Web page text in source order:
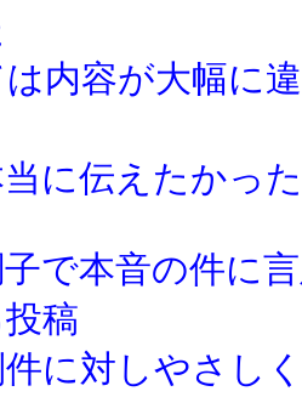
内容が大幅に
に伝えたかっ
で本音の件に
稿
に対しやさし